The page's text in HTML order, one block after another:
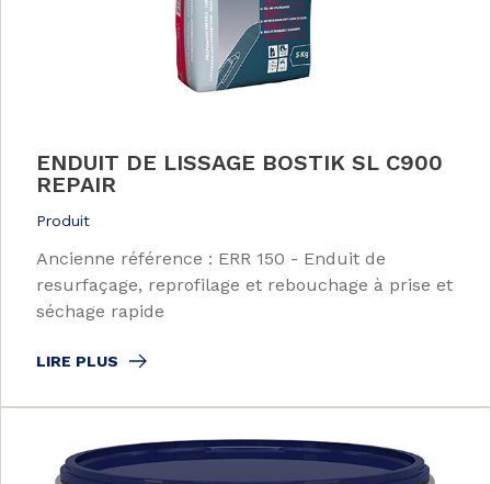
ENDUIT DE LISSAGE BOSTIK SL C900
REPAIR
Produit
Ancienne référence : ERR 150 - Enduit de
resurfaçage, reprofilage et rebouchage à prise et
séchage rapide
LIRE PLUS